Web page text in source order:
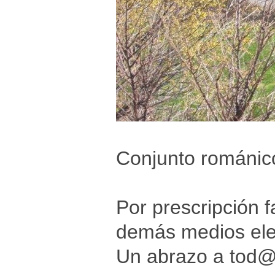
Conjunto
Por prescripción
demás medios
Un abrazo a